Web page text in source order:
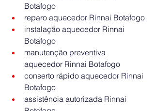
Botafogo
reparo aquecedor Rinnai Botafogo
instalação aquecedor Rinnai
Botafogo
manutenção preventiva
aquecedor Rinnai Botafogo
conserto rápido aquecedor Rinnai
Botafogo
assistência autorizada Rinnai